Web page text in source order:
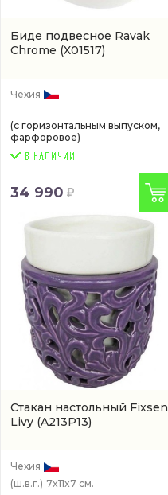
Биде подвесное Ravak
Chrome (X01517)
Чехия
(с горизонтальным выпуском,
фарфоровое)
34 990
Стакан настольный Fixsen
Livy (A213P13)
Чехия
(ш.в.г.) 7x11x7 см.